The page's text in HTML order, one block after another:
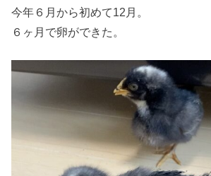
今年６月から初めて12月。
６ヶ月で卵ができた。